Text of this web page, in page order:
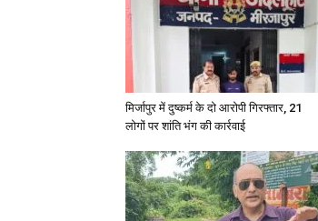
मिर्जापुर में दुष्कर्म के दो आरोपी गिरफ्तार, 21
लोगों पर शांति भंग की कार्रवाई